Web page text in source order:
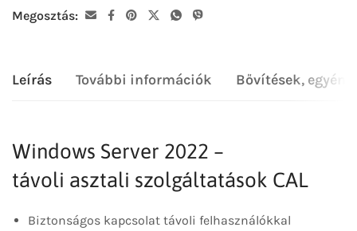
Megosztás:
Leírás További információk Bővítések,
Windows Server 2022 –
távoli asztali szolgáltatások CAL
Biztonságos kapcsolat távoli felhasználókkal